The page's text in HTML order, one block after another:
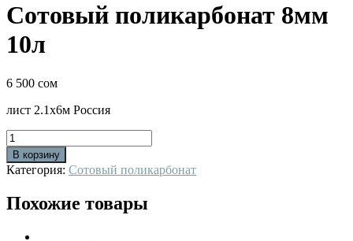
Сотовый поликарбонат 8мм
10л
6 500 сом
лист 2.1х6м Россия
Количество
В корзину
Категория: Сотовый поликарбонат
Похожие товары